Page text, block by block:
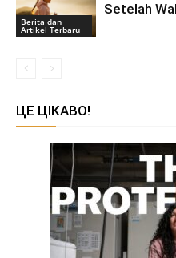
Berita dan
Artikel Terbaru
Setelah
ЦЕ ЦІКАВО!